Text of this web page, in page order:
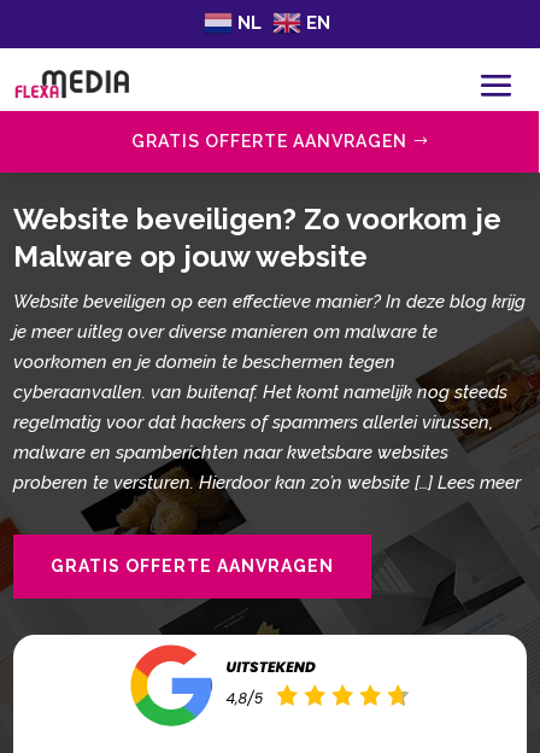
NL EN
GRATIS OFFERTE AANVRAGEN
Website beveiligen? Zo voorkom je
Malware op jouw website
Website beveiligen op een effectieve manier? In deze blog krijg
je meer uitleg over diverse manieren om malware te
voorkomen en je domein te beschermen tegen
cyberaanvallen. van buitenaf. Het komt namelijk nog steeds
regelmatig voor dat hackers of spammers allerlei virussen,
malware en spamberichten naar kwetsbare websites
proberen te versturen. Hierdoor kan zo’n website […] Lees meer
GRATIS OFFERTE AANVRAGEN